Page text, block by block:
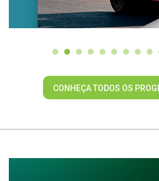
CONHEÇA TODOS OS